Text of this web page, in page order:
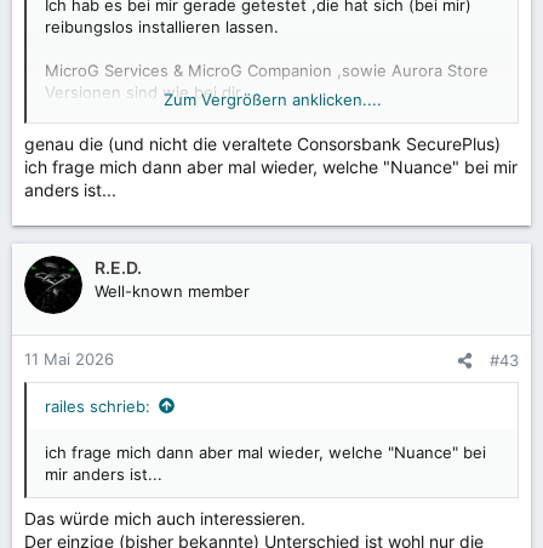
Ich hab es bei mir gerade getestet ,die hat sich (bei mir)
reibungslos installieren lassen.
MicroG Services & MicroG Companion ,sowie Aurora Store
Versionen sind wie bei dir.
Ich nutze auch den MicroG Installer (wie von dir
beschrieben)
Zum Vergrößern anklicken....
genau die (und nicht die veraltete Consorsbank SecurePlus)
ich frage mich dann aber mal wieder, welche "Nuance" bei mir
anders ist...
R.E.D.
Well-known member
11 Mai 2026 #43
railes schrieb:
ich frage mich dann aber mal wieder, welche "Nuance" bei
mir anders ist...
Das würde mich auch interessieren.
Der einzige (bisher bekannte) Unterschied ist wohl nur die